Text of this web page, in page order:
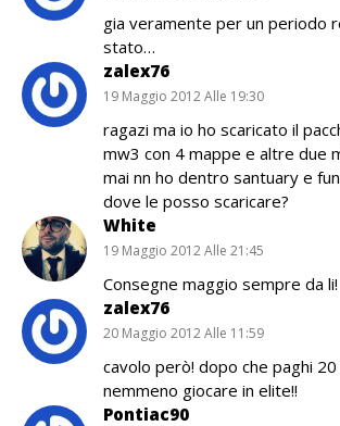
gia veramente per un periodo
stato…
zalex76
19 Maggio 2012 Alle 19:30
ragazi ma io ho scaricato il
mw3 con 4 mappe e altre due
mai nn ho dentro santuary e
dove le posso scaricare?
White
19 Maggio 2012 Alle 21:45
Consegne maggio sempre da li!
zalex76
20 Maggio 2012 Alle 11:59
cavolo però! dopo che paghi
nemmeno giocare in elite!!
Pontiac90